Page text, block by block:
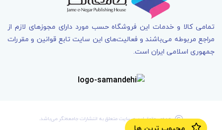
تمامی کالا و خدمات اين فروشگاه حسب مورد دارای مجوزهای لازم از
مراجع مربوطه می‌باشند و فعاليت‌های اين سايت تابع قوانين و مقررات
جمهوری اسلامی ايران است.
همه‌ی حقوق اين وبسايت متعلق به انتشارات جامعه­‌نگر می‌باشد.